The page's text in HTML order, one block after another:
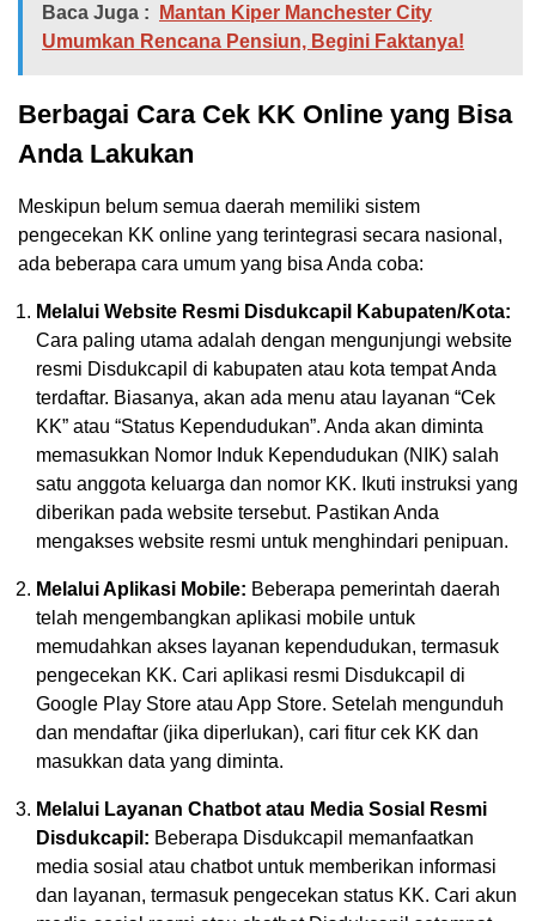
Baca Juga :
Mantan Kiper Manchester City
Umumkan Rencana Pensiun, Begini Faktanya!
Berbagai Cara Cek KK Online yang Bisa
Anda Lakukan
Meskipun belum semua daerah memiliki sistem
pengecekan KK online yang terintegrasi secara nasional,
ada beberapa cara umum yang bisa Anda coba:
Melalui Website Resmi Disdukcapil Kabupaten/Kota:
Cara paling utama adalah dengan mengunjungi website
resmi Disdukcapil di kabupaten atau kota tempat Anda
terdaftar. Biasanya, akan ada menu atau layanan “Cek
KK” atau “Status Kependudukan”. Anda akan diminta
memasukkan Nomor Induk Kependudukan (NIK) salah
satu anggota keluarga dan nomor KK. Ikuti instruksi yang
diberikan pada website tersebut. Pastikan Anda
mengakses website resmi untuk menghindari penipuan.
Melalui Aplikasi Mobile: Beberapa pemerintah daerah
telah mengembangkan aplikasi mobile untuk
memudahkan akses layanan kependudukan, termasuk
pengecekan KK. Cari aplikasi resmi Disdukcapil di
Google Play Store atau App Store. Setelah mengunduh
dan mendaftar (jika diperlukan), cari fitur cek KK dan
masukkan data yang diminta.
Melalui Layanan Chatbot atau Media Sosial Resmi
Disdukcapil: Beberapa Disdukcapil memanfaatkan
media sosial atau chatbot untuk memberikan informasi
dan layanan, termasuk pengecekan status KK. Cari akun